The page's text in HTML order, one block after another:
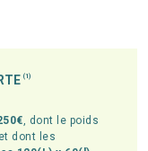
(1)
, dont le poids
et dont les